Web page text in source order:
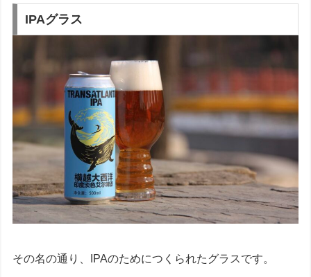
IPAグラス
その名の通り、IPAのためにつくられたグラスです。